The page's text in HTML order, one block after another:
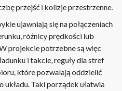
przejść i kolizje przestrzenne.
ujawniają się na połączeniach
różnicy prędkości lub
projekcie potrzebne są więc
i takcie, reguły dla stref
które pozwalają oddzielić
układu. Taki porządek ułatwia